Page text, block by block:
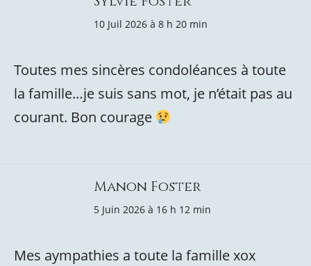
10 Juil 2026 à 8 h 20 min
Toutes mes sincères condoléances à toute
la famille…je suis sans mot, je n’était pas au
courant. Bon courage
Manon Foster
5 Juin 2026 à 16 h 12 min
Mes aympathies a toute la famille xox